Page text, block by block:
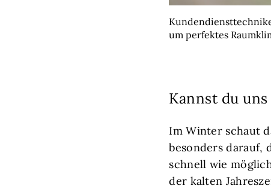
um perfektes
Kannst du
Im Winter schaut
besonders darauf,
schnell wie
der kalten